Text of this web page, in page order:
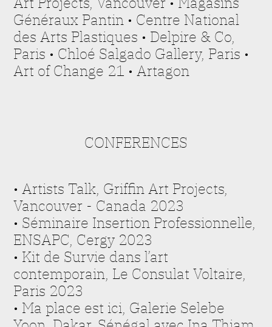
Généraux Pantin • Centre National
des Arts Plastiques • Delpire & Co,
Paris • Chloé Salgado Gallery, Paris •
Art of Change 21 • Artagon
CONFERENCES
• Artists Talk, Griffin Art Projects,
Vancouver - Canada 2023
• Séminaire Insertion Professionnelle,
ENSAPC, Cergy 2023
• Kit de Survie dans l’art
contemporain, Le Consulat Voltaire,
Paris 2023
• Ma place est ici, Galerie Selebe